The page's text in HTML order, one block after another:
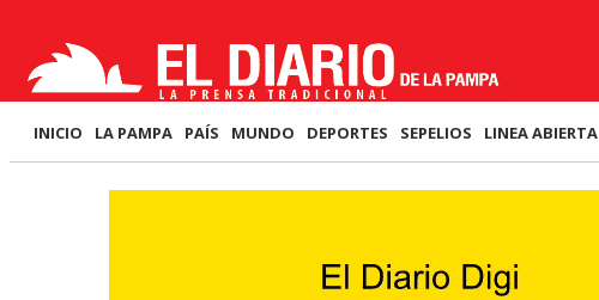
INICIO LA PAMPA PAÍS MUNDO DEPORTES SEPELIOS LINEA ABIERTA